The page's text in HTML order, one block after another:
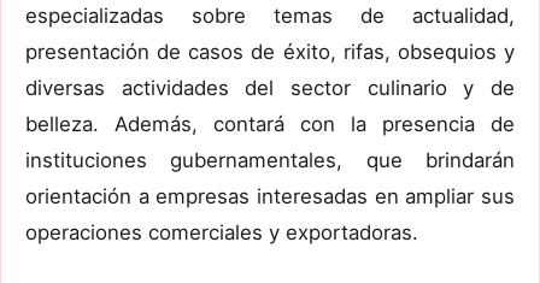
especializadas sobre temas de actualidad,
presentación de casos de éxito, rifas, obsequios y
diversas actividades del sector culinario y de
belleza. Además, contará con la presencia de
instituciones gubernamentales, que brindarán
orientación a empresas interesadas en ampliar sus
operaciones comerciales y exportadoras.